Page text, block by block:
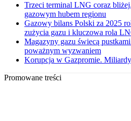
Trzeci terminal LNG coraz
gazowym hubem regionu
Gazowy bilans Polski za 2025
zużycia gazu i kluczowa rola
Magazyny gazu świecą
poważnym wyzwaniem
Korupcja w Gazpromie.
Promowane treści